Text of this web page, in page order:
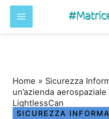
Home » Sicurezza
un’azienda
LightlessCan
SICUREZZA